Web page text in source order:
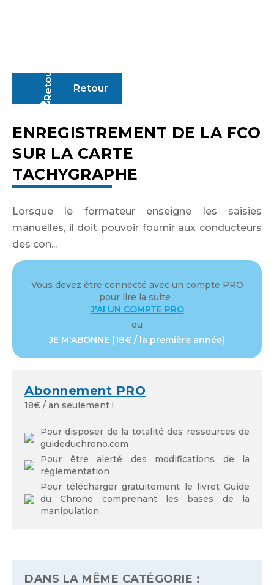
Retour
ENREGISTREMENT DE LA FCO
SUR LA CARTE
TACHYGRAPHE
Lorsque le formateur enseigne les saisies
manuelles, il doit pouvoir fournir aux conducteurs
des con...
Vous devez être connecté avec un compte PRO
pour lire la suite :
J'AI UN COMPTE PRO
ou
JE M'ABONNE (18€ / la première année)
Abonnement PRO
18€ / an seulement !
Pour disposer de la totalité des ressources de
guideduchrono.com
Pour être alerté des modifications de la
réglementation
Pour télécharger gratuitement le livret Guide
du Chrono comprenant les bases de la
manipulation
Identifiant ou adresse de courriel
Mot de passe
Mot de passe oublié
DANS LA MÊME CATÉGORIE :